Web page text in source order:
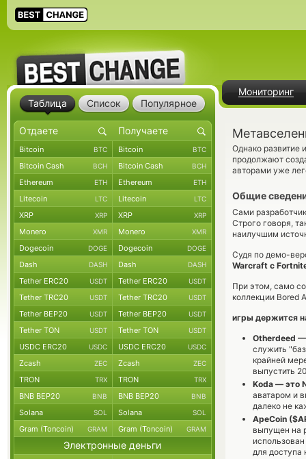
Мониторинг
Однако развитие
продолжают
авторами уже
Общие
Сами
Строго говоря,
наилучшим
Судя по демо-
Warcraft c
При этом, само
коллекции Bored
игры держится
Otherdeed
служить
крайней
выпустить
Koda — это
аватаром и
далеко не
ApeCoin
выпущен на
для доступа
Таблица Список Популярное
Bitcoin BTC Bitcoin BTC
Bitcoin Cash BCH Bitcoin Cash BCH
Ethereum ETH Ethereum ETH
Litecoin LTC Litecoin LTC
XRP XRP XRP XRP
Monero XMR Monero XMR
Dogecoin DOGE Dogecoin DOGE
Dash DASH Dash DASH
Tether ERC20 USDT Tether ERC20 USDT
Tether TRC20 USDT Tether TRC20 USDT
Tether BEP20 USDT Tether BEP20 USDT
Tether TON USDT Tether TON USDT
USDC ERC20 USDC USDC ERC20 USDC
Zcash ZEC Zcash ZEC
TRON TRX TRON TRX
BNB BEP20 BNB BNB BEP20 BNB
Solana SOL Solana SOL
Gram (Toncoin) GRAM Gram (Toncoin) GRAM
Электронные деньги